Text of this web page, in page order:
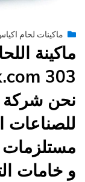
byengmansyPosted
يونيو 29, 2015
ماكينات لحام
ماكينة
نحن
للصناعات
مستلزمات
و خامات